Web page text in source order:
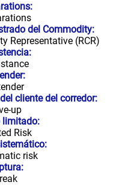
del Commodity:
Representative (RCR)
cliente del corredor:
up
limitado:
Risk
risk